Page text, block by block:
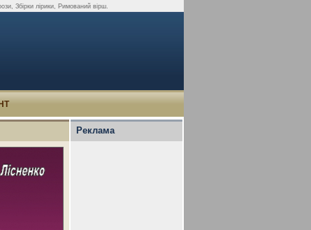
Збірки лірики, Римований вірш.
Реклама